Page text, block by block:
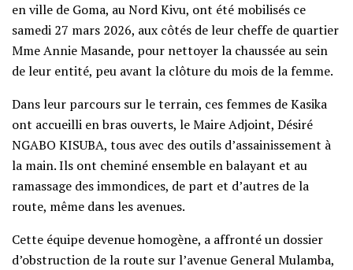
en ville de Goma, au Nord Kivu, ont été mobilisés ce
samedi 27 mars 2026, aux côtés de leur cheffe de quartier
Mme Annie Masande, pour nettoyer la chaussée au sein
de leur entité, peu avant la clôture du mois de la femme.
Dans leur parcours sur le terrain, ces femmes de Kasika
ont accueilli en bras ouverts, le Maire Adjoint, Désiré
NGABO KISUBA, tous avec des outils d’assainissement à
la main. Ils ont cheminé ensemble en balayant et au
ramassage des immondices, de part et d’autres de la
route, même dans les avenues.
Cette équipe devenue homogène, a affronté un dossier
d’obstruction de la route sur l’avenue General Mulamba,